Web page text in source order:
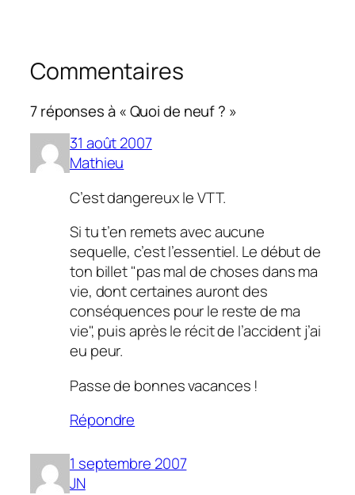
Commentaires
7 réponses à « Quoi de neuf ? »
31 août 2007
Mathieu
C’est dangereux le VTT.
Si tu t’en remets avec aucune
sequelle, c’est l’essentiel. Le début de
ton billet "pas mal de choses dans ma
vie, dont certaines auront des
conséquences pour le reste de ma
vie", puis après le récit de l’accident j’ai
eu peur.
Passe de bonnes vacances !
Répondre
1 septembre 2007
JN